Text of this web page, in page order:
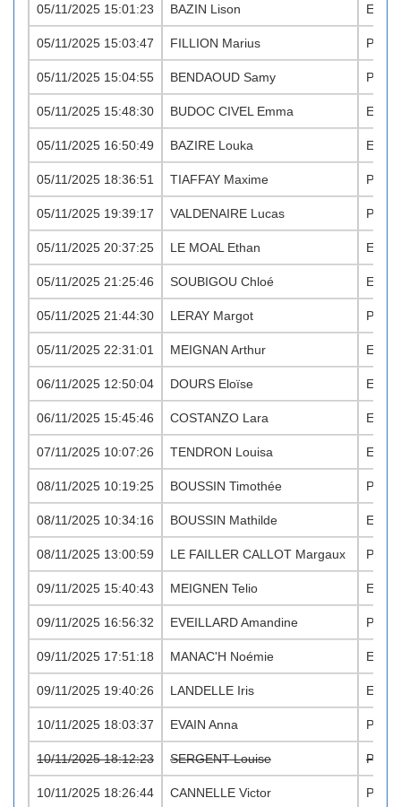
05/11/2025 15:01:23 BAZIN Lison EA F
05/11/2025 15:03:47 FILLION Marius PO M
05/11/2025 15:04:55 BENDAOUD Samy PO M
05/11/2025 15:48:30 BUDOC CIVEL Emma EA F
05/11/2025 16:50:49 BAZIRE Louka EA M
05/11/2025 18:36:51 TIAFFAY Maxime PO M
05/11/2025 19:39:17 VALDENAIRE Lucas PO M
05/11/2025 20:37:25 LE MOAL Ethan EA M
05/11/2025 21:25:46 SOUBIGOU Chloé EA F
05/11/2025 21:44:30 LERAY Margot PO F
05/11/2025 22:31:01 MEIGNAN Arthur EA M
06/11/2025 12:50:04 DOURS Eloïse EA F
06/11/2025 15:45:46 COSTANZO Lara EA F
07/11/2025 10:07:26 TENDRON Louisa EA F
08/11/2025 10:19:25 BOUSSIN Timothée PO M
08/11/2025 10:34:16 BOUSSIN Mathilde EA F
08/11/2025 13:00:59 LE FAILLER CALLOT Margaux PO F
09/11/2025 15:40:43 MEIGNEN Telio EA M
09/11/2025 16:56:32 EVEILLARD Amandine PO F
09/11/2025 17:51:18 MANAC'H Noémie EA F
09/11/2025 19:40:26 LANDELLE Iris EA F
10/11/2025 18:03:37 EVAIN Anna PO F
10/11/2025 18:12:23 SERGENT Louise PO F
10/11/2025 18:26:44 CANNELLE Victor PO M